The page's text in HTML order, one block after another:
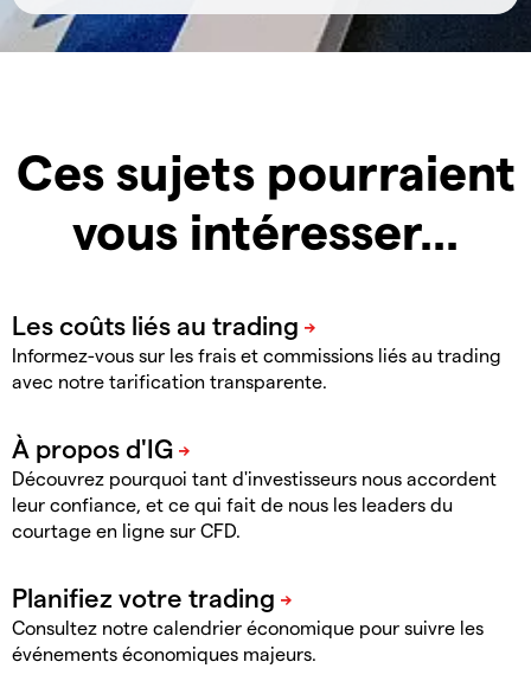
Ces sujets pourraient
vous intéresser...
Informez-vous sur les frais et commissions liés au trading
avec notre tarification transparente.
Découvrez pourquoi tant d'investisseurs nous accordent
leur confiance, et ce qui fait de nous les leaders du
courtage en ligne sur CFD.
Consultez notre calendrier économique pour suivre les
événements économiques majeurs.